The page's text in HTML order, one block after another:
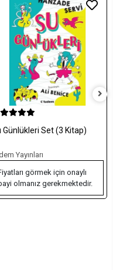
Journey to Hope (Ciltli)
Hayat Yayınları
Fiyatları görmek için onaylı
bayi olmanız gerekmektedir.